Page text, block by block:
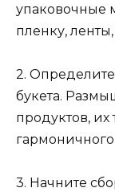
упаковочные
пленку,
2.
букета.
продуктов, их
3. Начните